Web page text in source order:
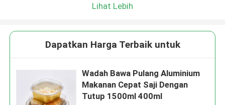
Lihat Lebih
Dapatkan Harga Terbaik untuk
Wadah Bawa Pulang Aluminium
Makanan Cepat Saji Dengan
Tutup 1500ml 400ml